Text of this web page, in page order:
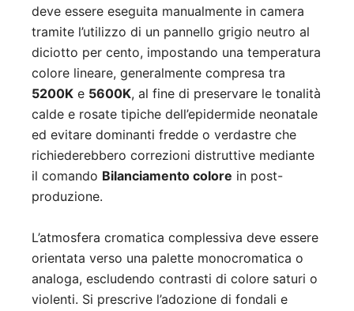
deve essere eseguita manualmente in camera
tramite l’utilizzo di un pannello grigio neutro al
diciotto per cento, impostando una temperatura
colore lineare, generalmente compresa tra
5200K e 5600K, al fine di preservare le tonalità
calde e rosate tipiche dell’epidermide neonatale
ed evitare dominanti fredde o verdastre che
richiederebbero correzioni distruttive mediante
il comando Bilanciamento colore in post-
produzione.
L’atmosfera cromatica complessiva deve essere
orientata verso una palette monocromatica o
analoga, escludendo contrasti di colore saturi o
violenti. Si prescrive l’adozione di fondali e